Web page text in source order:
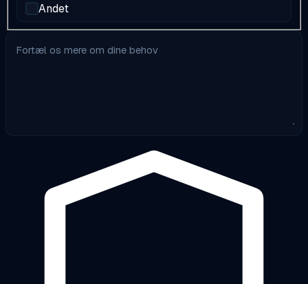
Andet
Fortæl os mere om dine behov